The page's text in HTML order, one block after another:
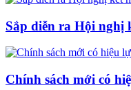
Sắp diễn ra Hội nghị
Chính sách mới có